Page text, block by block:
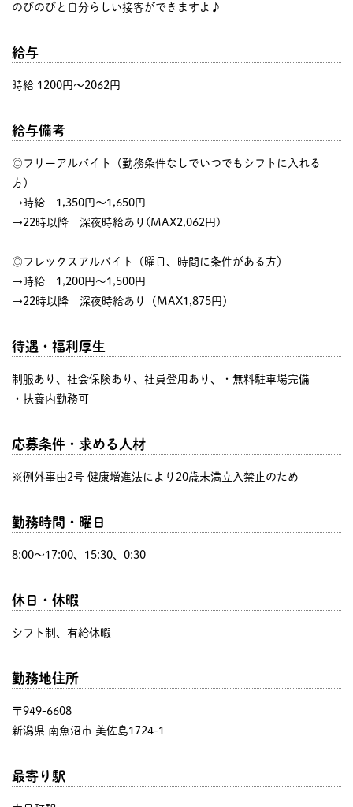
のびのびと自分らしい接客ができますよ♪
給与
時給 1200円〜2062円
給与備考
◎フリーアルバイト（勤務条件なしでいつでもシフトに入れる
方）
→時給 1,350円～1,650円
→22時以降 深夜時給あり(MAX2,062円)
◎フレックスアルバイト（曜日、時間に条件がある方）
→時給 1,200円～1,500円
→22時以降 深夜時給あり（MAX1,875円）
待遇・福利厚生
制服あり、社会保険あり、社員登用あり、・無料駐車場完備
・扶養内勤務可
応募条件・求める人材
※例外事由2号 健康増進法により20歳未満立入禁止のため
勤務時間・曜日
8:00〜17:00、15:30、0:30
休日・休暇
シフト制、有給休暇
勤務地住所
〒949-6608
新潟県 南魚沼市 美佐島1724-1
最寄り駅